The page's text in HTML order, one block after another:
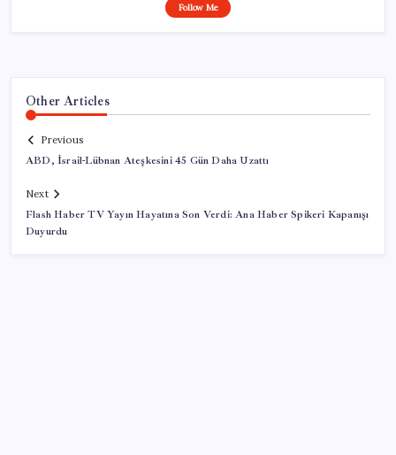
Follow Me
Other Articles
Previous
ABD, İsrail-Lübnan Ateşkesini 45 Gün Daha Uzattı
Next
Flash Haber TV Yayın Hayatına Son Verdi: Ana Haber Spikeri Kapanışı
Duyurdu